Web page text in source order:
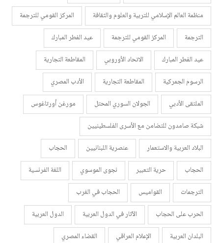
منظمة العالم الإسلامي للتربية والعلوم والثقافة
المركز القومي للترجمة
الترجمة
المركز القومي للترجمة
عيد الفطر المبارك
عيد الفطر المبارك
الاتحاد الأوروبي
المقاطعة التجارية
الرسوم الجمركية
المقاطعة التجارية
الأدب المصري
الملتقى الأدبي
الجولان السوري المحتل
مورغن أورتاغوس
شبكة صامدون للتضامن مع الأسرى الفلسطينيين
البلاد العربية والاستعمار
عنصرية اللبنانيين
الحجاب
الحجاب
حرية التعبير نجوى الموسوي
اللغة الفرنسية
الترجمات
القواميس
الحجاب في الغرب
الحرب على الحجاب
الآثار في الدول العربية
الدول العربية
البلدان العربية
الإعلام العراقي القضاء المصري